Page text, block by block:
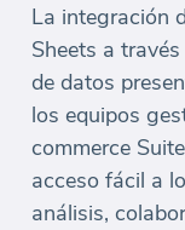
La integración
Sheets a
de datos
los equipos
commerce
acceso fácil a
análisis,